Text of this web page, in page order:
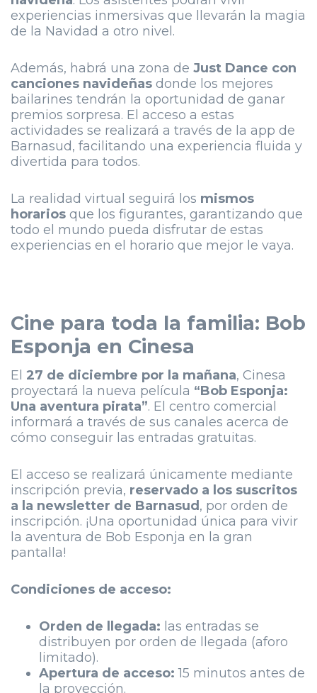
experiencias inmersivas que llevarán la magia
de la Navidad a otro nivel.
Además, habrá una zona de Just Dance con
canciones navideñas donde los mejores
bailarines tendrán la oportunidad de ganar
premios sorpresa. El acceso a estas
actividades se realizará a través de la app de
Barnasud, facilitando una experiencia fluida y
divertida para todos.
La realidad virtual seguirá los mismos
horarios que los figurantes, garantizando que
todo el mundo pueda disfrutar de estas
experiencias en el horario que mejor le vaya.
Cine para toda la familia: Bob
Esponja en Cinesa
El 27 de diciembre por la mañana, Cinesa
proyectará la nueva película “Bob Esponja:
Una aventura pirata”. El centro comercial
informará a través de sus canales acerca de
cómo conseguir las entradas gratuitas.
El acceso se realizará únicamente mediante
inscripción previa, reservado a los suscritos
a la newsletter de Barnasud , por orden de
inscripción. ¡Una oportunidad única para vivir
la aventura de Bob Esponja en la gran
pantalla!
Condiciones de acceso:
Orden de llegada: las entradas se
distribuyen por orden de llegada (aforo
limitado).
Apertura de acceso: 15 minutos antes de
la proyección.